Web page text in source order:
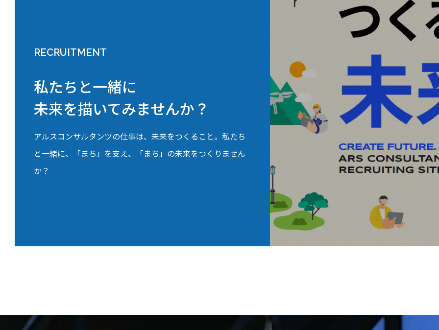
RECRUITMENT
私たちと一緒に
未来を描いてみませんか？
アルスコンサルタンツの仕事は、未来をつくること。私たち
と一緒に、「まち」を支え、「まち」の未来をつくりません
か？